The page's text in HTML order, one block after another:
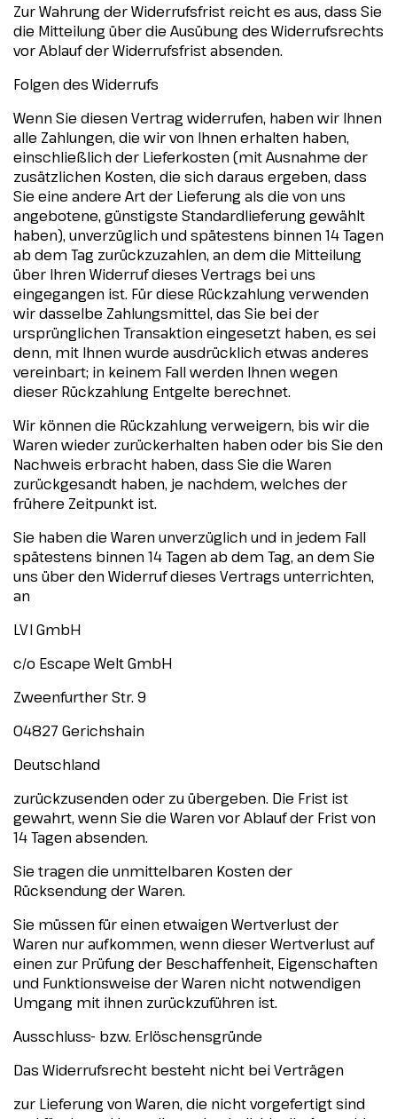
Zur Wahrung der Widerrufsfrist reicht es aus, dass Sie
die Mitteilung über die Ausübung des Widerrufsrechts
vor Ablauf der Widerrufsfrist absenden.
Folgen des Widerrufs
Wenn Sie diesen Vertrag widerrufen, haben wir Ihnen
alle Zahlungen, die wir von Ihnen erhalten haben,
einschließlich der Lieferkosten (mit Ausnahme der
zusätzlichen Kosten, die sich daraus ergeben, dass
Sie eine andere Art der Lieferung als die von uns
angebotene, günstigste Standardlieferung gewählt
haben), unverzüglich und spätestens binnen 14 Tagen
ab dem Tag zurückzuzahlen, an dem die Mitteilung
über Ihren Widerruf dieses Vertrags bei uns
eingegangen ist. Für diese Rückzahlung verwenden
wir dasselbe Zahlungsmittel, das Sie bei der
ursprünglichen Transaktion eingesetzt haben, es sei
denn, mit Ihnen wurde ausdrücklich etwas anderes
vereinbart; in keinem Fall werden Ihnen wegen
dieser Rückzahlung Entgelte berechnet.
Wir können die Rückzahlung verweigern, bis wir die
Waren wieder zurückerhalten haben oder bis Sie den
Nachweis erbracht haben, dass Sie die Waren
zurückgesandt haben, je nachdem, welches der
frühere Zeitpunkt ist.
Sie haben die Waren unverzüglich und in jedem Fall
spätestens binnen 14 Tagen ab dem Tag, an dem Sie
uns über den Widerruf dieses Vertrags unterrichten,
an
LVI GmbH
c/o Escape Welt GmbH
Zweenfurther Str. 9
04827 Gerichshain
Deutschland
zurückzusenden oder zu übergeben. Die Frist ist
gewahrt, wenn Sie die Waren vor Ablauf der Frist von
14 Tagen absenden.
Sie tragen die unmittelbaren Kosten der
Rücksendung der Waren.
Sie müssen für einen etwaigen Wertverlust der
Waren nur aufkommen, wenn dieser Wertverlust auf
einen zur Prüfung der Beschaffenheit, Eigenschaften
und Funktionsweise der Waren nicht notwendigen
Umgang mit ihnen zurückzuführen ist.
Ausschluss- bzw. Erlöschensgründe
Das Widerrufsrecht besteht nicht bei Verträgen
zur Lieferung von Waren, die nicht vorgefertigt sind